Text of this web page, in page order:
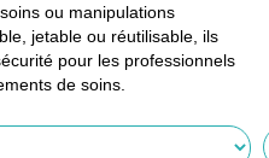
ou manipulations
jetable ou réutilisable, ils
pour les professionnels
de soins.